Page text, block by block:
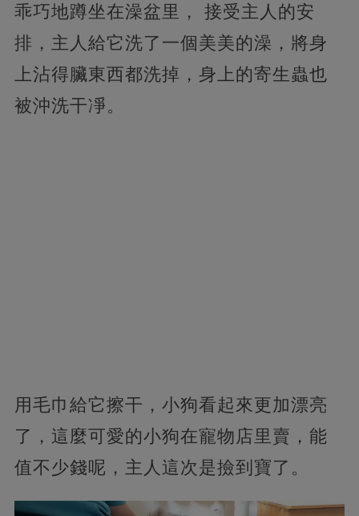
乖巧地蹲坐在澡盆里， 接受主人的安
排，主人給它洗了一個美美的澡，將身
上沾得臟東西都洗掉，身上的寄生蟲也
被沖洗干凈。
用毛巾給它擦干，小狗看起來更加漂亮
了，這麼可愛的小狗在寵物店里賣，能
值不少錢呢，主人這次是撿到寶了。